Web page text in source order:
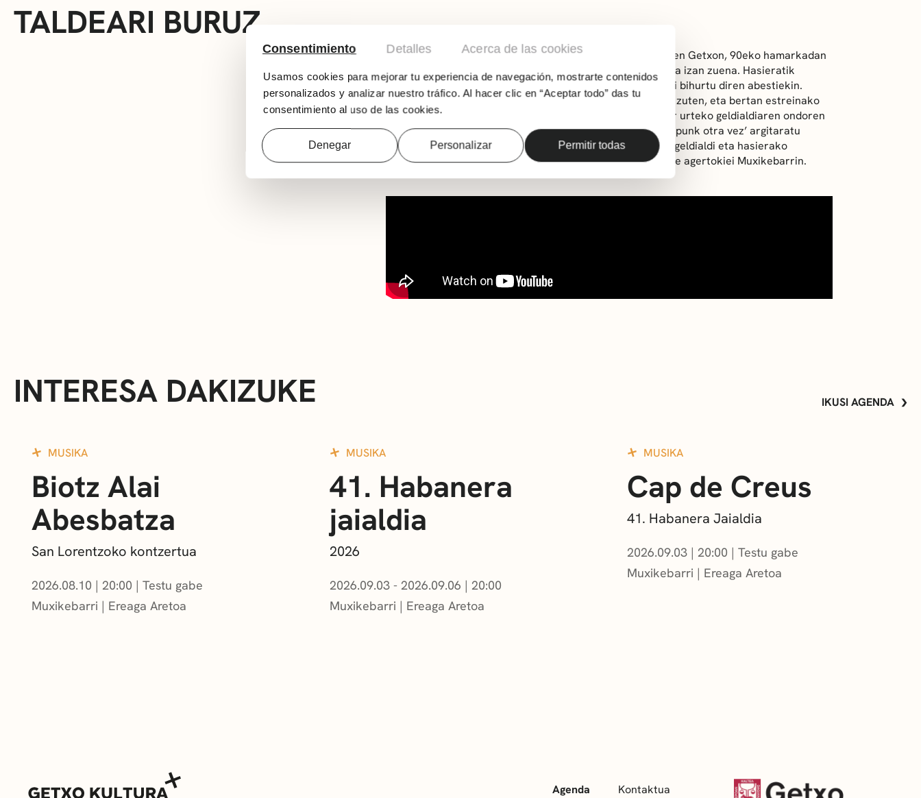
Consentimiento Detalles Acerca de las cookies
Usamos cookies para mejorar tu experiencia de navegación, mostrarte contenidos
personalizados y analizar nuestro tráfico. Al hacer clic en “Aceptar todo” das tu
consentimiento al uso de las cookies.
Denegar Personalizar Permitir todas
TALDEARI BURUZ
Los Clavos taldea desegin ondoren, Bonzos taldea sortu zen Getxon, 90eko hamarkadan
‘Getxo Sound’ delako korronte musikalan garrantzi berezia izan zuena. Hasieratik
poparen, punkaren eta rockaren alde egiten dute ereserki bihurtu diren abestiekin.
1995ean, lehen kontzertua egin eta New Yorkera bidaiatu zuten, eta bertan estreinako
diskoa grabatu zuten: ‘341 Broome Street’. 2017an, hamar urteko geldialdiaren ondoren
berriro elkartzeko erabakia hartu, eta ‘Hagamos América punk otra vez’ argitaratu
zuten. Musikan hasi eta hogeita bederatzi urtera, zenbait geldialdi eta hasierako
formazioan aldaketa egin ondoren, taldeak agur esango die agertokiei Muxikebarrin.
INTERESA DAKIZUKE IKUSI AGENDA
MUSIKA
Biotz Alai
Abesbatza
San Lorentzoko kontzertua
2026.08.10 | 20:00
Testu gabe
Muxikebarri | Ereaga Aretoa
MUSIKA
41. Habanera
jaialdia
2026
2026.09.03 - 2026.09.06 | 20:00
Muxikebarri | Ereaga Aretoa
MUSIKA
Cap de Creus
41. Habanera Jaialdia
2026.09.03 | 20:00
Testu gabe
Muxikebarri | Ereaga Aretoa
Agenda Kontaktua